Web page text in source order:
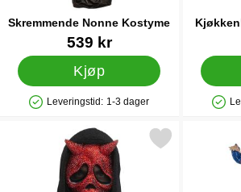
Skremmende Nonne Kostyme
Varenummer 85888
539 kr
Kjøp
Produkttilgjengelighet: På lager
Leveringstid: 1-3 dager
Merk djevelmaske med Rhinestone